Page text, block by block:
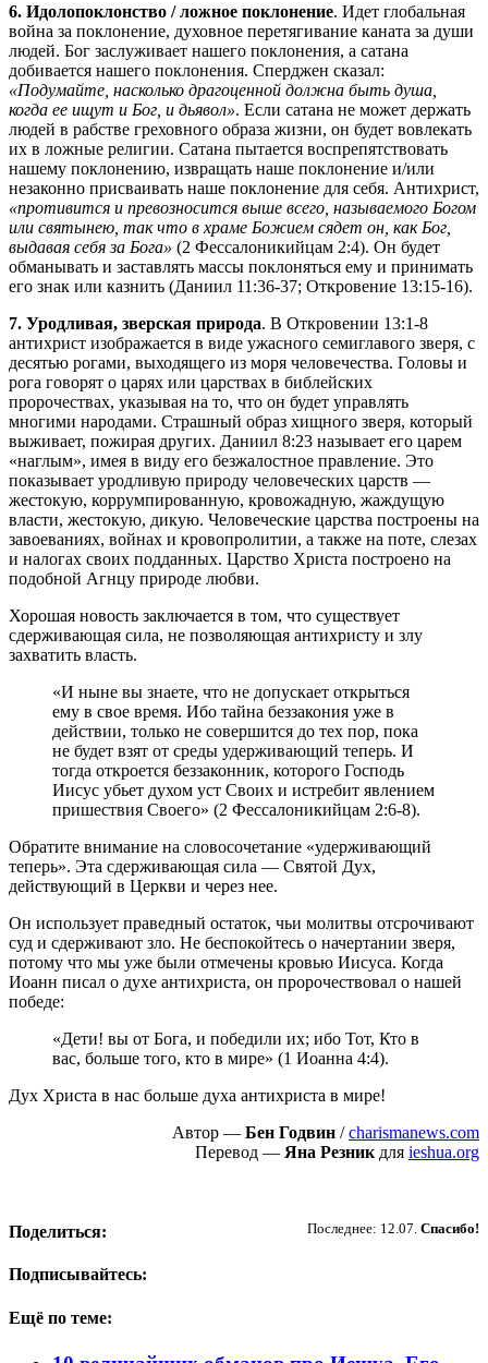
6. Идолопоклонство / ложное поклонение. Идет глобальная
война за поклонение, духовное перетягивание каната за души
людей. Бог заслуживает нашего поклонения, а сатана
добивается нашего поклонения. Сперджен сказал:
«Подумайте, насколько драгоценной должна быть душа,
когда ее ищут и Бог, и дьявол». Если сатана не может держать
людей в рабстве греховного образа жизни, он будет вовлекать
их в ложные религии. Сатана пытается воспрепятствовать
нашему поклонению, извращать наше поклонение и/или
незаконно присваивать наше поклонение для себя. Антихрист,
«противится и превозносится выше всего, называемого Богом
или святынею, так что в храме Божием сядет он, как Бог,
выдавая себя за Бога» (2 Фессалоникийцам 2:4). Он будет
обманывать и заставлять массы поклоняться ему и принимать
его знак или казнить (Даниил 11:36-37; Откровение 13:15-16).
7. Уродливая, зверская природа. В Откровении 13:1-8
антихрист изображается в виде ужасного семиглавого зверя, с
десятью рогами, выходящего из моря человечества. Головы и
рога говорят о царях или царствах в библейских
пророчествах, указывая на то, что он будет управлять
многими народами. Страшный образ хищного зверя, который
выживает, пожирая других. Даниил 8:23 называет его царем
«наглым», имея в виду его безжалостное правление. Это
показывает уродливую природу человеческих царств —
жестокую, коррумпированную, кровожадную, жаждущую
власти, жестокую, дикую. Человеческие царства построены на
завоеваниях, войнах и кровопролитии, а также на поте, слезах
и налогах своих подданных. Царство Христа построено на
подобной Агнцу природе любви.
Хорошая новость заключается в том, что существует
сдерживающая сила, не позволяющая антихристу и злу
захватить власть.
«И ныне вы знаете, что не допускает открыться
ему в свое время. Ибо тайна беззакония уже в
действии, только не совершится до тех пор, пока
не будет взят от среды удерживающий теперь. И
тогда откроется беззаконник, которого Господь
Иисус убьет духом уст Своих и истребит явлением
пришествия Своего» (2 Фессалоникийцам 2:6-8).
Обратите внимание на словосочетание «удерживающий
теперь». Эта сдерживающая сила — Святой Дух,
действующий в Церкви и через нее.
Он использует праведный остаток, чьи молитвы отсрочивают
суд и сдерживают зло. Не беспокойтесь о начертании зверя,
потому что мы уже были отмечены кровью Иисуса. Когда
Иоанн писал о духе антихриста, он пророчествовал о нашей
победе:
«Дети! вы от Бога, и победили их; ибо Тот, Кто в
вас, больше того, кто в мире» (1 Иоанна 4:4).
Дух Христа в нас больше духа антихриста в мире!
Автор — Бен Годвин /charismanews.com
Перевод — Яна Резник для ieshua.org
Последнее: 12.07. Спасибо!
Поделиться:
Подписывайтесь:
Ещё по теме: